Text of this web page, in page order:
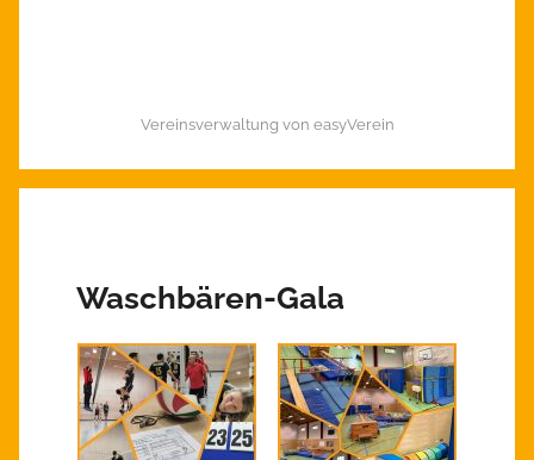
Vereinsverwaltung von easyVerein
Waschbären-Gala